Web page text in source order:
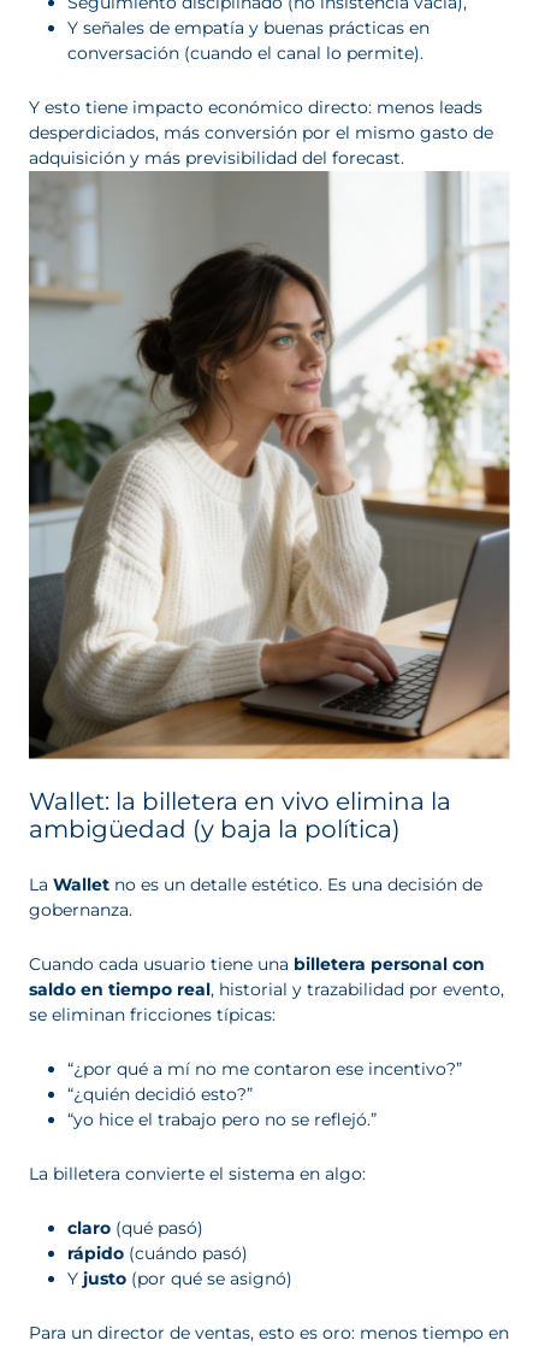
Y señales de empatía y buenas prácticas en
conversación (cuando el canal lo permite).
Y esto tiene impacto económico directo: menos leads
desperdiciados, más conversión por el mismo gasto de
adquisición y más previsibilidad del forecast.
Wallet: la billetera en vivo elimina la
ambigüedad (y baja la política)
La Wallet no es un detalle estético. Es una decisión de
gobernanza.
Cuando cada usuario tiene una billetera personal con
saldo en tiempo real, historial y trazabilidad por evento,
se eliminan fricciones típicas:
“¿por qué a mí no me contaron ese incentivo?”
“¿quién decidió esto?”
“yo hice el trabajo pero no se reflejó.”
La billetera convierte el sistema en algo:
claro (qué pasó)
rápido (cuándo pasó)
Y justo (por qué se asignó)
Para un director de ventas, esto es oro: menos tiempo en